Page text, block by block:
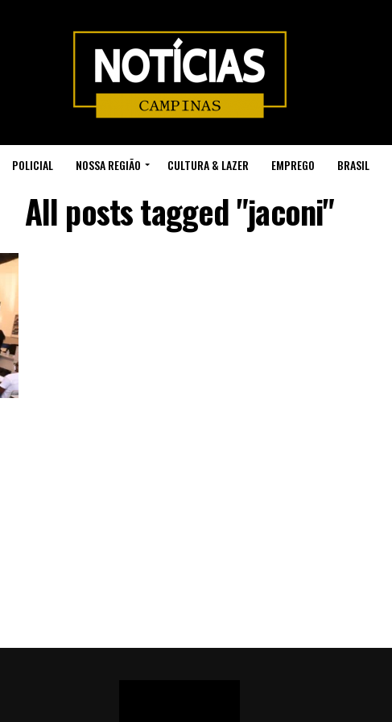
POLICIAL NOSSA REGIÃO CULTURA & LAZER EMPREGO BRASIL
All posts tagged "jaconi"